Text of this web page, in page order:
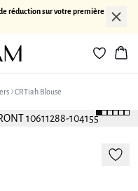
réduction sur votre première
CRTiah Blouse